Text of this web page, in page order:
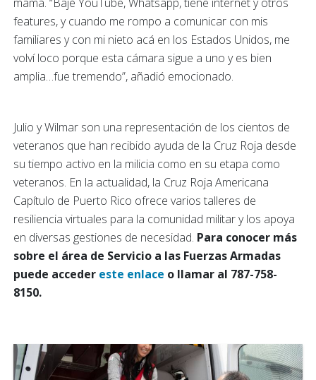
features, y cuando me rompo a comunicar con mis
familiares y con mi nieto acá en los Estados Unidos, me
volví loco porque esta cámara sigue a uno y es bien
amplia…fue tremendo”, añadió emocionado.
Julio y Wilmar son una representación de los cientos de
veteranos que han recibido ayuda de la Cruz Roja desde
su tiempo activo en la milicia como en su etapa como
veteranos. En la actualidad, la Cruz Roja Americana
Capítulo de Puerto Rico ofrece varios talleres de
resiliencia virtuales para la comunidad militar y los apoya
en diversas gestiones de necesidad. Para conocer más
sobre el área de Servicio a las Fuerzas Armadas
puede acceder este enlace o llamar al 787-758-
8150.